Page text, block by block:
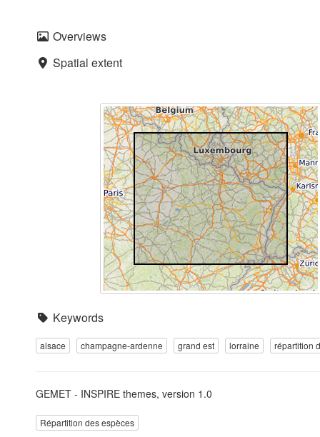
Overviews
Spatial extent
Keywords
alsace champagne-ardenne grand est lorraine répartition
GEMET - INSPIRE themes, version 1.0
Répartition des espèces